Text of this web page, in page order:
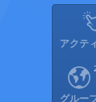
アクテ
グルー